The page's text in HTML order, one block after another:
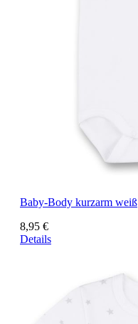
Baby-Body kurzarm weiß
8,95 €
Details